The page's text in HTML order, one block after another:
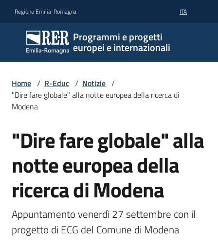
Regione Emilia-Romagna ITA
Programmi e progetti
europei e internazionali
Home / R-Educ / Notizie /
"Dire fare globale" alla notte europea della ricerca di
Modena
Salta al contenuto
"Dire fare globale" alla
notte europea della
ricerca di Modena
Appuntamento venerdì 27 settembre con il
progetto di ECG del Comune di Modena